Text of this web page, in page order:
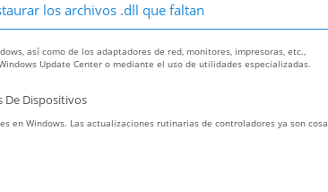
los archivos .dll que faltan
así como de los adaptadores de red, monitores, impresoras, etc.,
Update Center o mediante el uso de utilidades especializadas.
De Dispositivos
Windows. Las actualizaciones rutinarias de controladores ya son cosa